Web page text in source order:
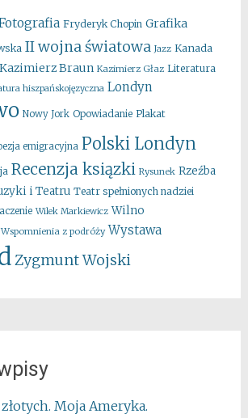
Fryderyk Chopin Grafika
II wojna światowa Jazz Kanada
Kazimierz Braun Kazimierz Głaz Literatura
hiszpańskojęzyczna Londyn
Nowy Jork Opowiadanie Plakat
emigracyjna Polski Londyn
Recenzja ksiązki Rysunek Rzeźba
i Teatru Teatr spełnionych nadziei
Wilek Markiewicz Wilno
Wspomnienia z podróży Wystawa
Zygmunt Wojski
Moja Ameryka.